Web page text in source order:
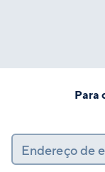
Para
Endereço de